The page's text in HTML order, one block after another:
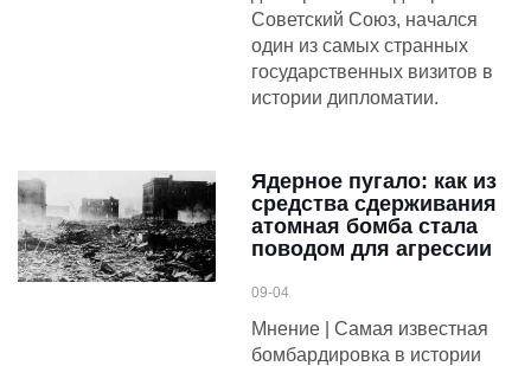
Советский Союз, начался
один из самых странных
государственных визитов в
истории дипломатии.
Ядерное пугало: как из
средства сдерживания
атомная бомба стала
поводом для агрессии
09-04
Мнение | Самая известная
бомбардировка в истории